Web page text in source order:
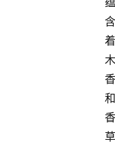
含
着
木
香
和
香
草